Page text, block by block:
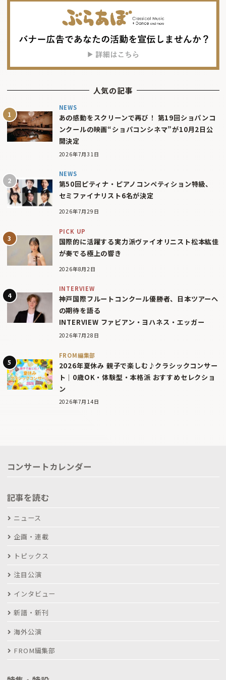
人気の記事
NEWS
あの感動をスクリーンで再び！ 第19回ショパンコ
ンクールの映画“ショパコンシネマ”が10月2日公
開決定
2026年7月31日
NEWS
第50回ピティナ・ピアノコンペティション特級、
セミファイナリスト6名が決定
2026年7月29日
PICK UP
国際的に活躍する実力派ヴァイオリニスト松本紘佳
が奏でる極上の響き
2026年8月2日
INTERVIEW
神戸国際フルートコンクール優勝者、日本ツアーへ
の期待を語る
INTERVIEW ファビアン・ヨハネス・エッガー
2026年7月28日
FROM編集部
2026年夏休み 親子で楽しむ♪クラシックコンサー
ト｜0歳OK・体験型・本格派 おすすめセレクショ
ン
2026年7月14日
コンサートカレンダー
記事を読む
ニュース
企画・連載
トピックス
注目公演
インタビュー
新譜・新刊
海外公演
FROM編集部